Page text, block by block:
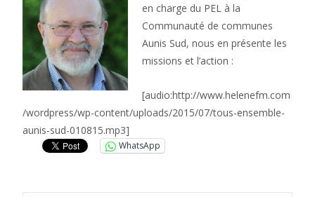
en charge du PEL à la
Communauté de communes
Aunis Sud, nous en présente les
missions et l’action :
[audio:http://www.helenefm.com
/wordpress/wp-content/uploads/2015/07/tous-ensemble-
aunis-sud-010815.mp3]
WhatsApp